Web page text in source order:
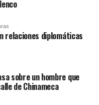
relaciones diplomáticas
sobre un hombre que
de Chinameca